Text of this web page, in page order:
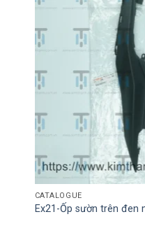
CATALOGUE
Ex21-Ốp sườn trên đen